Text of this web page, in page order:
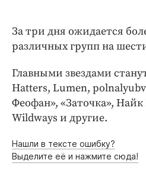
За три дня ожидается
различных групп на
Главными звездами
Hatters, Lumen,
Феофан», «Заточка»,
Wildways и другие.
Нашли в тексте ошибку?
Выделите её и нажмите сюда!